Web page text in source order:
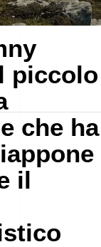
piccolo
che ha
il